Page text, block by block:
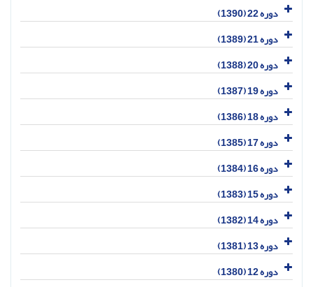
دوره 22 (1390)
دوره 21 (1389)
دوره 20 (1388)
دوره 19 (1387)
دوره 18 (1386)
دوره 17 (1385)
دوره 16 (1384)
دوره 15 (1383)
دوره 14 (1382)
دوره 13 (1381)
دوره 12 (1380)